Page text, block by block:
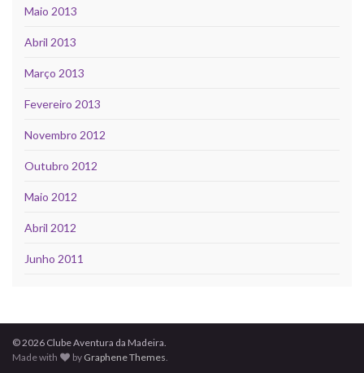
Maio 2013
Abril 2013
Março 2013
Fevereiro 2013
Novembro 2012
Outubro 2012
Maio 2012
Abril 2012
Junho 2011
© 2026 Clube Aventura da Madeira.
Made with
by Graphene Themes